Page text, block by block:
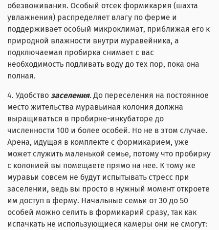
обезвоживания. Особый отсек формикария (шахта
увлажнения) распределяет влагу по ферме и
поддерживает особый микроклимат, приближая его к
природной влажности внутри муравейника, а
подключаемая пробирка снимает с вас
необходимость подливать воду до тех пор, пока она
полная.
4. Удобство заселения. До переселения на постоянное
место жительства муравьиная колония должна
выращиваться в пробирке-инкубаторе до
численности 100 и более особей. Но не в этом случае.
Арена, идущая в комплекте с формикарием, уже
может служить маленькой семье, потому что пробирку
с колонией вы помещаете прямо на нее. К тому же
муравьи совсем не будут испытывать стресс при
заселении, ведь вы просто в нужный момент откроете
им доступ в ферму. Начальные семьи от 30 до 50
особей можно селить в формикарий сразу, так как
испачкать не использующиеся камеры они не смогут: